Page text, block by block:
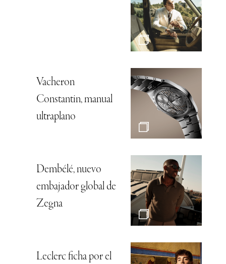
Vacheron
Constantin, manual
ultraplano
Dembélé, nuevo
embajador global de
Zegna
Leclerc ficha por el